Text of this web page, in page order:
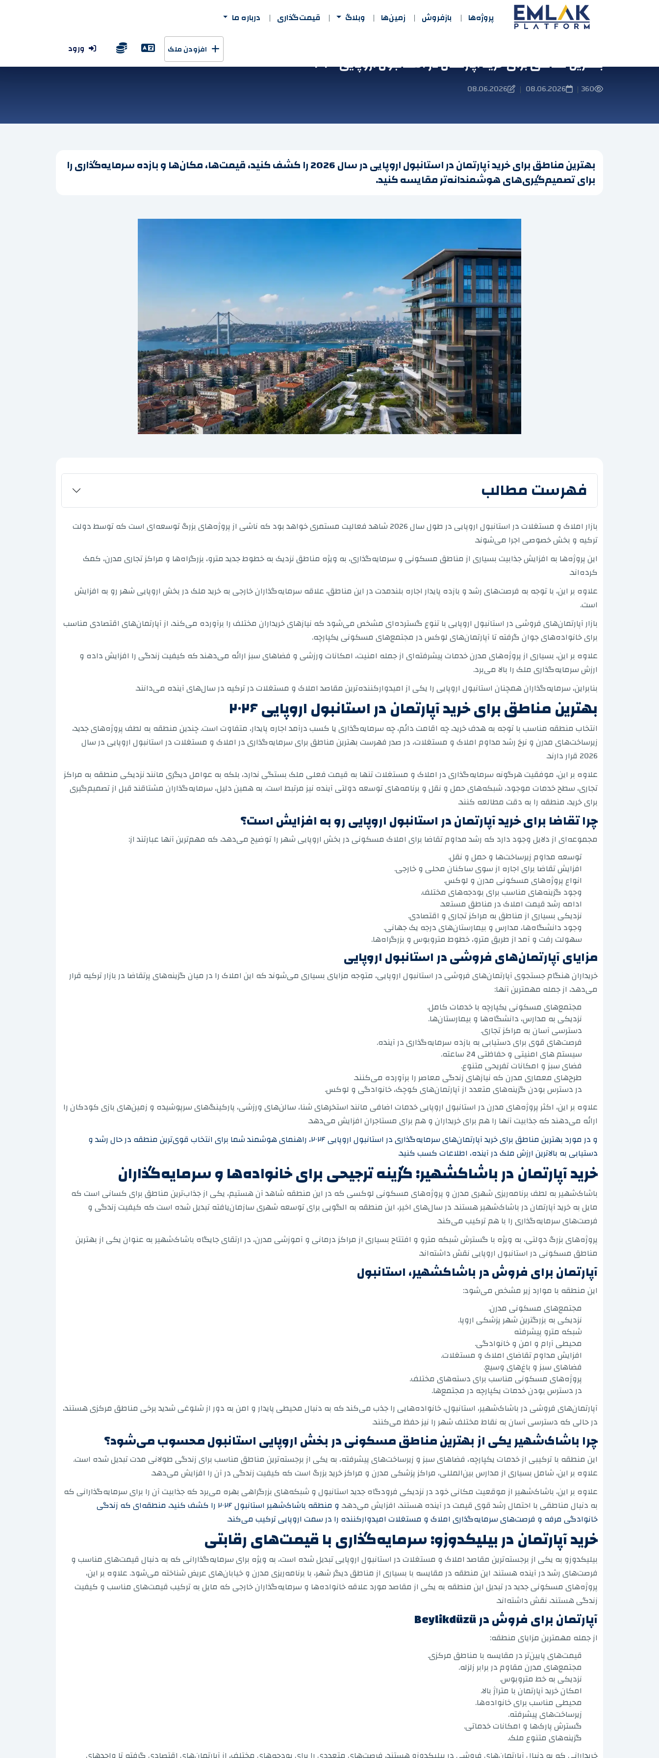
پروژه‌ها بازفروش زمین‌ها وبلاگ قیمت‌گذاری درباره ما
افزودن ملک ورود
بهترین مناطق برای خرید آپارتمان در استانبول اروپایی ۲۰۲۶
360
|
08.06.2026
|
08.06.2026
بهترین مناطق برای خرید آپارتمان در استانبول اروپایی در سال 2026 را کشف کنید، قیمت‌ها، مکان‌ها و بازده سرمایه‌گذاری را
برای تصمیم‌گیری‌های هوشمندانه‌تر مقایسه کنید.
فهرست مطالب
بازار املاک و مستغلات در استانبول اروپایی در طول سال 2026 شاهد فعالیت مستمری خواهد بود که ناشی از پروژه‌های بزرگ توسعه‌ای است که توسط دولت
ترکیه و بخش خصوصی اجرا می‌شوند.
این پروژه‌ها به افزایش جذابیت بسیاری از مناطق مسکونی و سرمایه‌گذاری، به ویژه مناطق نزدیک به خطوط جدید مترو، بزرگراه‌ها و مراکز تجاری مدرن، کمک
کرده‌اند.
علاوه بر این، با توجه به فرصت‌های رشد و بازده پایدار اجاره بلندمدت در این مناطق، علاقه سرمایه‌گذاران خارجی به خرید ملک در بخش اروپایی شهر رو به افزایش
است.
بازار آپارتمان‌های فروشی در استانبول اروپایی با تنوع گسترده‌ای مشخص می‌شود که نیازهای خریداران مختلف را برآورده می‌کند، از آپارتمان‌های اقتصادی مناسب
برای خانواده‌های جوان گرفته تا آپارتمان‌های لوکس در مجتمع‌های مسکونی یکپارچه.
علاوه بر این، بسیاری از پروژه‌های مدرن خدمات پیشرفته‌ای از جمله امنیت، امکانات ورزشی و فضاهای سبز ارائه می‌دهند که کیفیت زندگی را افزایش داده و
ارزش سرمایه‌گذاری ملک را بالا می‌برد.
بنابراین، سرمایه‌گذاران همچنان استانبول اروپایی را یکی از امیدوارکننده‌ترین مقاصد املاک و مستغلات در ترکیه در سال‌های آینده می‌دانند.
بهترین مناطق برای خرید آپارتمان در استانبول اروپایی ۲۰۲۶
انتخاب منطقه مناسب با توجه به هدف خرید، چه اقامت دائم، چه سرمایه‌گذاری یا کسب درآمد اجاره پایدار، متفاوت است. چندین منطقه به لطف پروژه‌های جدید،
زیرساخت‌های مدرن و نرخ رشد مداوم املاک و مستغلات، در صدر فهرست بهترین مناطق برای سرمایه‌گذاری در املاک و مستغلات در استانبول اروپایی در سال
2026 قرار دارند.
علاوه بر این، موفقیت هرگونه سرمایه‌گذاری در املاک و مستغلات تنها به قیمت فعلی ملک بستگی ندارد، بلکه به عوامل دیگری مانند نزدیکی منطقه به مراکز
تجاری، سطح خدمات موجود، شبکه‌های حمل و نقل و برنامه‌های توسعه دولتی آینده نیز مرتبط است. به همین دلیل، سرمایه‌گذاران مشتاقند قبل از تصمیم‌گیری
برای خرید، منطقه را به دقت مطالعه کنند.
چرا تقاضا برای خرید آپارتمان در استانبول اروپایی رو به افزایش است؟
مجموعه‌ای از دلایل وجود دارد که رشد مداوم تقاضا برای املاک مسکونی در بخش اروپایی شهر را توضیح می‌دهد، که مهم‌ترین آنها عبارتند از:
توسعه مداوم زیرساخت‌ها و حمل و نقل.
افزایش تقاضا برای اجاره از سوی ساکنان محلی و خارجی.
انواع پروژه‌های مسکونی مدرن و لوکس.
وجود گزینه‌های مناسب برای بودجه‌های مختلف.
ادامه رشد قیمت املاک در مناطق مستعد.
نزدیکی بسیاری از مناطق به مراکز تجاری و اقتصادی.
وجود دانشگاه‌ها، مدارس و بیمارستان‌های درجه یک جهانی.
سهولت رفت و آمد از طریق مترو، خطوط متروبوس و بزرگراه‌ها.
مزایای آپارتمان‌های فروشی در استانبول اروپایی
خریداران هنگام جستجوی آپارتمان‌های فروشی در استانبول اروپایی، متوجه مزایای بسیاری می‌شوند که این املاک را در میان گزینه‌های پرتقاضا در بازار ترکیه قرار
می‌دهد، از جمله مهمترین آنها:
مجتمع‌های مسکونی یکپارچه با خدمات کامل.
نزدیکی به مدارس، دانشگاه‌ها و بیمارستان‌ها.
دسترسی آسان به مراکز تجاری.
فرصت‌های قوی برای دستیابی به بازده سرمایه‌گذاری در آینده.
سیستم های امنیتی و حفاظتی 24 ساعته.
فضای سبز و امکانات تفریحی متنوع.
طرح‌های معماری مدرن که نیازهای زندگی معاصر را برآورده می‌کنند.
در دسترس بودن گزینه‌های متعدد از آپارتمان‌های کوچک، خانوادگی و لوکس.
علاوه بر این، اکثر پروژه‌های مدرن در استانبول اروپایی خدمات اضافی مانند استخرهای شنا، سالن‌های ورزشی، پارکینگ‌های سرپوشیده و زمین‌های بازی کودکان را
ارائه می‌دهند که جذابیت آنها را هم برای خریداران و هم برای مستاجران افزایش می‌دهد.
و در مورد بهترین مناطق برای خرید آپارتمان‌های سرمایه‌گذاری در استانبول اروپایی ۲۰۲۶، راهنمای هوشمند شما برای انتخاب قوی‌ترین منطقه در حال رشد و
دستیابی به بالاترین ارزش ملک در آینده، اطلاعات کسب کنید.
خرید آپارتمان در باشاکشهیر: گزینه ترجیحی برای خانواده‌ها و سرمایه‌گذاران
باشاک‌شهیر به لطف برنامه‌ریزی شهری مدرن و پروژه‌های مسکونی لوکسی که در این منطقه شاهد آن هستیم، یکی از جذاب‌ترین مناطق برای کسانی است که
مایل به خرید آپارتمان در باشاک‌شهیر هستند. در سال‌های اخیر، این منطقه به الگویی برای توسعه شهری سازمان‌یافته تبدیل شده است که کیفیت زندگی و
فرصت‌های سرمایه‌گذاری را با هم ترکیب می‌کند.
پروژه‌های بزرگ دولتی، به ویژه با گسترش شبکه مترو و افتتاح بسیاری از مراکز درمانی و آموزشی مدرن، در ارتقای جایگاه باشاک‌شهیر به عنوان یکی از بهترین
مناطق مسکونی در استانبول اروپایی نقش داشته‌اند.
آپارتمان برای فروش در باشاکشهیر، استانبول
این منطقه با موارد زیر مشخص می‌شود:
مجتمع‌های مسکونی مدرن.
نزدیکی به بزرگترین شهر پزشکی اروپا.
شبکه مترو پیشرفته
محیطی آرام و امن و خانوادگی.
افزایش مداوم تقاضای املاک و مستغلات.
فضاهای سبز و باغ‌های وسیع.
پروژه‌های مسکونی مناسب برای دسته‌های مختلف.
در دسترس بودن خدمات یکپارچه در مجتمع‌ها.
آپارتمان‌های فروشی در باشاک‌شهیر، استانبول، خانواده‌هایی را جذب می‌کند که به دنبال محیطی پایدار و امن به دور از شلوغی شدید برخی مناطق مرکزی هستند،
در حالی که دسترسی آسان به نقاط مختلف شهر را نیز حفظ می‌کنند.
چرا باشاک‌شهیر یکی از بهترین مناطق مسکونی در بخش اروپایی استانبول محسوب می‌شود؟
این منطقه با ترکیبی از خدمات یکپارچه، فضاهای سبز و زیرساخت‌های پیشرفته، به یکی از برجسته‌ترین مناطق مناسب برای زندگی طولانی مدت تبدیل شده است.
علاوه بر این، شامل بسیاری از مدارس بین‌المللی، مراکز پزشکی مدرن و مراکز خرید بزرگ است که کیفیت زندگی در آن را افزایش می‌دهد.
علاوه بر این، باشاک‌شهیر از موقعیت مکانی خود در نزدیکی فرودگاه جدید استانبول و شبکه‌های بزرگراهی بهره می‌برد که جذابیت آن را برای سرمایه‌گذارانی که
به دنبال مناطقی با احتمال رشد قوی قیمت در آینده هستند، افزایش می‌دهد.
و منطقه باشاک‌شهیر استانبول ۲۰۲۶ را کشف کنید، منطقه‌ای که زندگی
خانوادگی مرفه و فرصت‌های سرمایه‌گذاری املاک و مستغلات امیدوارکننده را در سمت اروپایی ترکیب می‌کند.
خرید آپارتمان در بیلیکدوزو: سرمایه‌گذاری با قیمت‌های رقابتی
بیلیکدوزو به یکی از برجسته‌ترین مقاصد املاک و مستغلات در استانبول اروپایی تبدیل شده است، به ویژه برای سرمایه‌گذارانی که به دنبال قیمت‌های مناسب و
فرصت‌های رشد در آینده هستند. این منطقه در مقایسه با بسیاری از مناطق دیگر شهر، با برنامه‌ریزی مدرن و خیابان‌های عریض شناخته می‌شود. علاوه بر این،
پروژه‌های مسکونی جدید در تبدیل این منطقه به یکی از مقاصد مورد علاقه خانواده‌ها و سرمایه‌گذاران خارجی که مایل به ترکیب قیمت‌های مناسب و کیفیت
زندگی هستند، نقش داشته‌اند.
آپارتمان برای فروش در Beylikdüzü
از جمله مهمترین مزایای منطقه:
قیمت‌های پایین‌تر در مقایسه با مناطق مرکزی.
مجتمع‌های مدرن مقاوم در برابر زلزله.
نزدیکی به خط متروبوس.
امکان خرید آپارتمان با متراژ بالا.
محیطی مناسب برای خانواده‌ها.
زیرساخت‌های پیشرفته.
گسترش پارک‌ها و امکانات خدماتی.
گزینه‌های متنوع ملک.